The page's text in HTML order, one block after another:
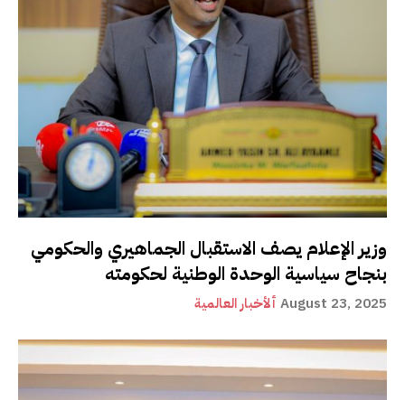
وزير الإعلام يصف الاستقبال الجماهيري والحكومي
بنجاح سياسية الوحدة الوطنية لحكومته
ألأخبار العالمية August 23, 2025